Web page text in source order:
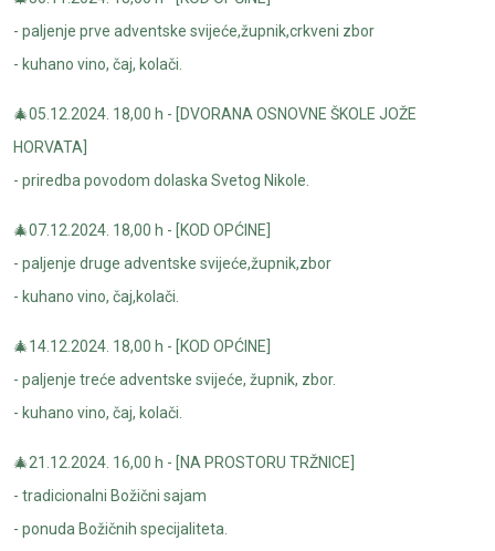
- paljenje prve adventske svijeće,župnik,crkveni zbor
- kuhano vino, čaj, kolači.
🎄05.12.2024. 18,00 h - [DVORANA OSNOVNE ŠKOLE JOŽE
HORVATA]
- priredba povodom dolaska Svetog Nikole.
🎄07.12.2024. 18,00 h - [KOD OPĆINE]
- paljenje druge adventske svijeće,župnik,zbor
- kuhano vino, čaj,kolači.
🎄14.12.2024. 18,00 h - [KOD OPĆINE]
- paljenje treće adventske svijeće, župnik, zbor.
- kuhano vino, čaj, kolači.
🎄21.12.2024. 16,00 h - [NA PROSTORU TRŽNICE]
- tradicionalni Božični sajam
- ponuda Božičnih specijaliteta.